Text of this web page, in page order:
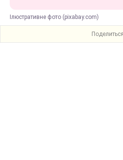
Ілюстративне фото (pixabay.com)